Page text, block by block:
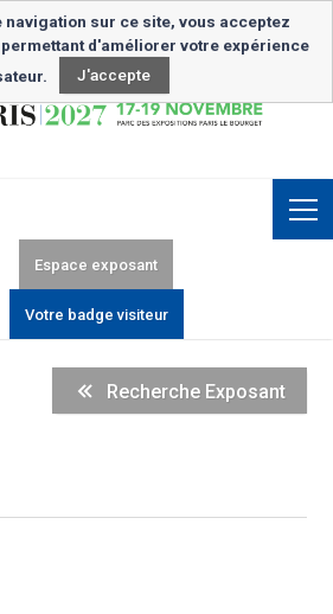
Inscription Newsletter
Espace exposant
Votre badge visiteur
Recherche Exposant
navigation sur ce site, vous acceptez
d'améliorer votre expérience
J'accepte